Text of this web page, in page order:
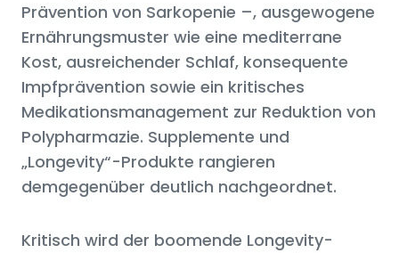
Prävention von Sarkopenie –, ausgewogene
Ernährungsmuster wie eine mediterrane
Kost, ausreichender Schlaf, konsequente
Impfprävention sowie ein kritisches
Medikationsmanagement zur Reduktion von
Polypharmazie. Supplemente und
„Longevity“-Produkte rangieren
demgegenüber deutlich nachgeordnet.
Kritisch wird der boomende Longevity-